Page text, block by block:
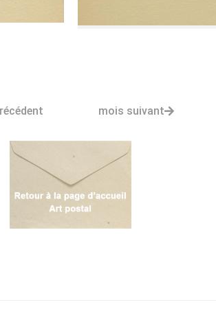
mois suivant